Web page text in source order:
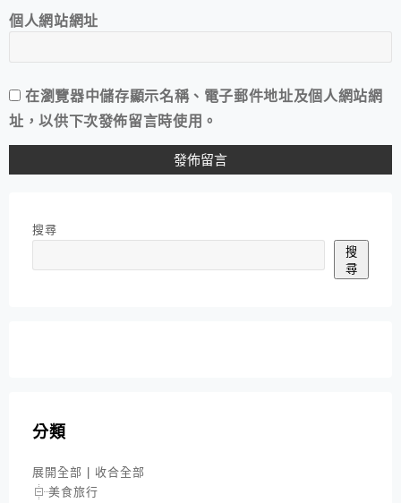
個人網站網址
在瀏覽器中儲存顯示名稱、電子郵件地址及個人網站網
址，以供下次發佈留言時使用。
搜尋
搜
尋
分類
展開全部
收合全部
美食旅行